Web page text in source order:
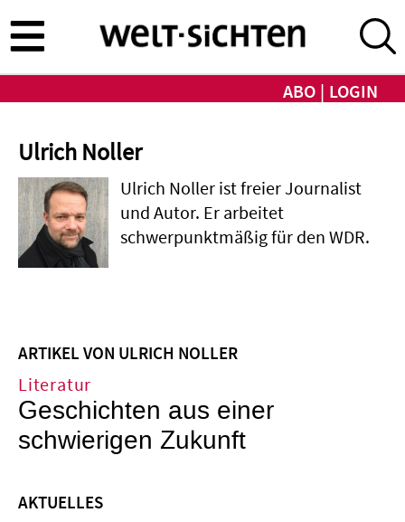
zum
Inhalt
ABO LOGIN
Ulrich Noller
Ulrich Noller ist freier Journalist
und Autor. Er arbeitet
schwerpunktmäßig für den WDR.
ARTIKEL VON ULRICH NOLLER
Literatur
Geschichten aus einer
schwierigen Zukunft
AKTUELLES